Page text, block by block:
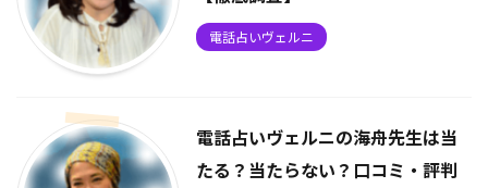
電話占いヴェルニ
電話占いヴェルニの海舟先生は当
たる？当たらない？口コミ・評判